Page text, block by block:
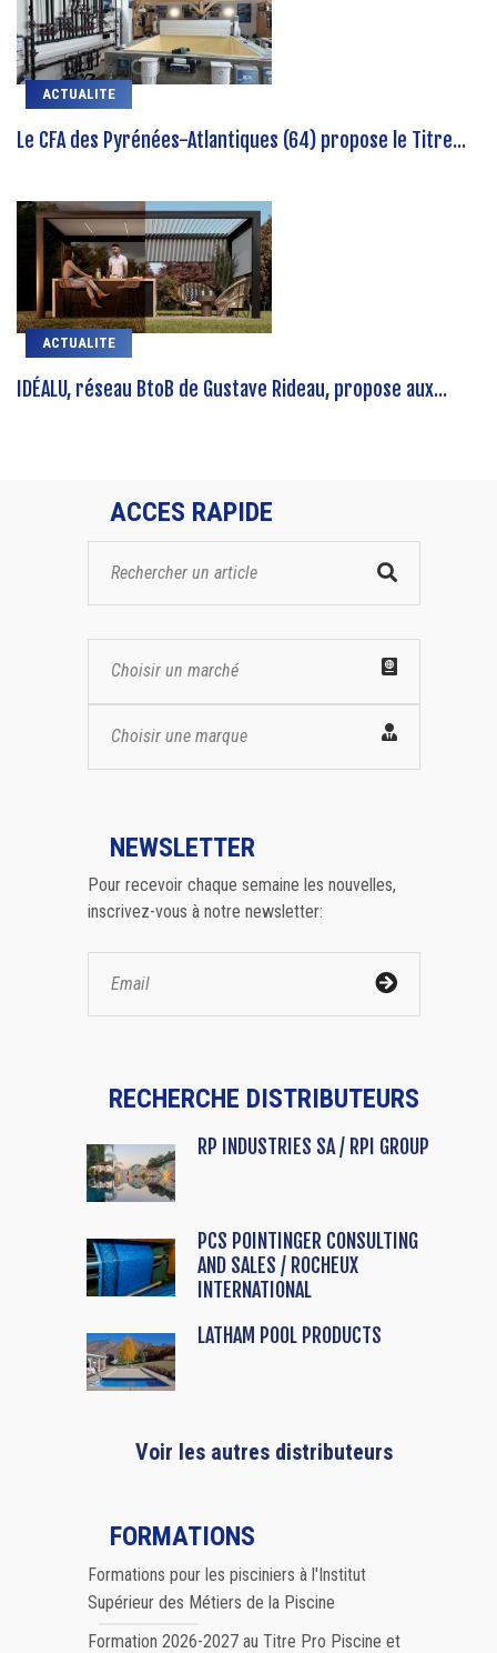
ACTUALITE
Le CFA des Pyrénées-Atlantiques (64) propose le Titre...
ACTUALITE
IDÉALU, réseau BtoB de Gustave Rideau, propose aux...
ACCES RAPIDE
Choisir un marché
Choisir une marque
NEWSLETTER
Pour recevoir chaque semaine les nouvelles,
inscrivez-vous à notre newsletter:
RECHERCHE DISTRIBUTEURS
RP INDUSTRIES SA / RPI GROUP
PCS POINTINGER CONSULTING
AND SALES / ROCHEUX
INTERNATIONAL
LATHAM POOL PRODUCTS
Voir les autres distributeurs
FORMATIONS
Formations pour les pisciniers à l'Institut
Supérieur des Métiers de la Piscine
Formation 2026-2027 au Titre Pro Piscine et